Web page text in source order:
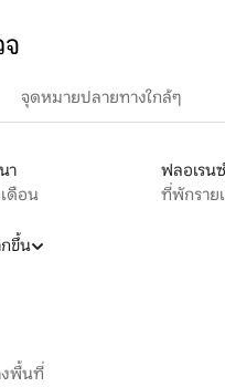
จุดหมายปลายทางใกล้ๆ
า
ดือน
ฟลอเรนซ์
ที่พักราย
ขึ้น
งพื้นที่